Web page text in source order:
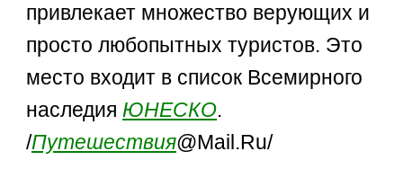
привлекает множество верующих и
просто любопытных туристов. Это
место входит в список Всемирного
наследияЮНЕСКО.
/Путешествия@Mail.Ru/